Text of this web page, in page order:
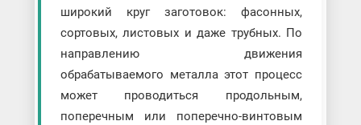
широкий круг заготовок: фасонных,
сортовых, листовых и даже трубных. По
направлению движения
обрабатываемого металла этот процесс
может проводиться продольным,
поперечным или поперечно-винтовым